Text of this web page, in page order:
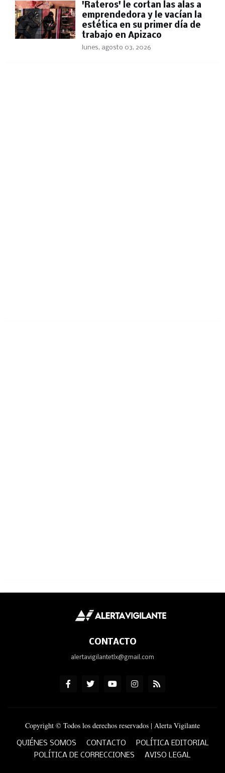
'Rateros' le cortan las alas a
emprendedora y le vacían la
estética en su primer día de
trabajo en Apizaco
lunes, agosto 03, 2026
CONTACTO
alertavigilantetlx@gmail.com
Copyright © Todos los derechos reservados | Alerta Vigilante
QUIÉNES SOMOS CONTACTO
POLÍTICA EDITORIAL
POLÍTICA DE CORRECCIONES
AVISO LEGAL